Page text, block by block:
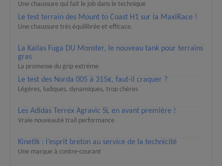
Une chaussure qui fait le job dans le technique
Le test terrain des Mount to Coast H1 sur la MaxiRace !
Une chaussure très équilibrée et efficace.
La Kailas Fuga DU Monster, le nouveau tank pour terrains
gras
La promesse du grip extrême
Le test des Norda 005 à 315€, faut-il craquer ?
Légères, ludiques, dynamiques, trop chères
Les Adidas Terrex Agravic SL en avant première !
Vraie nouveauté trail performance
Kinetik : l’esprit breton au service de la technicité
Une marque à contre-courant